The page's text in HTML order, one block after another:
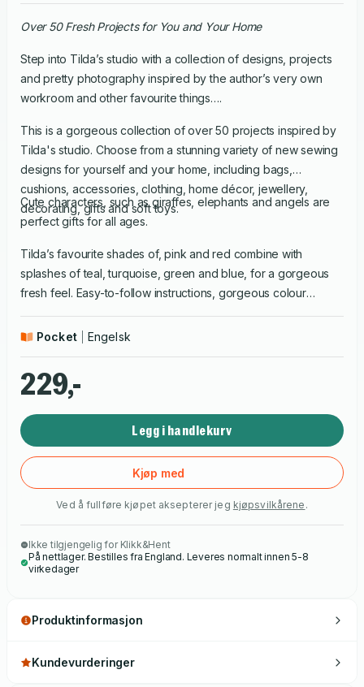
Over 50 Fresh Projects for You and Your Home
Step into Tilda’s studio with a collection of designs, projects
and pretty photography inspired by the author’s very own
workroom and other favourite things….
This is a gorgeous collection of over 50 projects inspired by
Tilda's studio. Choose from a stunning variety of new sewing
designs for yourself and your home, including bags,
cushions, accessories, clothing, home décor, jewellery,
decorating, gifts and soft toys.
Cute characters, such as giraffes, elephants and angels are
perfect gifts for all ages.
Tilda’s favourite shades of, pink and red combine with
splashes of teal, turquoise, green and blue, for a gorgeous
fresh feel. Easy-to-follow instructions, gorgeous colour
Pocket
Engelsk
229,-
Legg i handlekurv
Kjøp med
Ved å fullføre kjøpet aksepterer jeg kjøpsvilkårene .
Ikke tilgjengelig for Klikk&Hent
På nettlager. Bestilles fra England. Leveres normalt innen 5-8
virkedager
Produktinformasjon
Kundevurderinger